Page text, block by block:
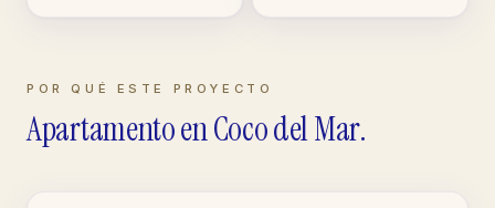
POR QUÉ ESTE PROYECTO
ApartamentoenCoco del Mar.